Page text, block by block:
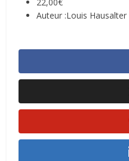
Auteur :Louis Hausalter